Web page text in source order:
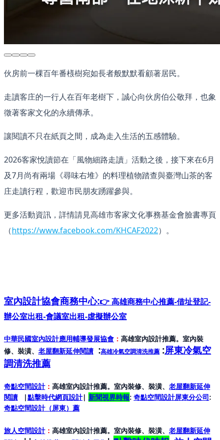
伙房前一棵百年番檨樹宛如長者般默默看顧著居民。
走讀客庄的一行人在百年老樹下，誠心向伙房伯公敬拜，也象
徵著客家文化的永續傳承。
讓閱讀不只在紙頁之間，成為走入生活的五感體驗。
2026客家悅讀節在「風物細路走讀」活動之後，接下來在6月
及7月尚有兩場《尋味右堆》的料理植物踏查與臺灣山茶的客
庄走讀行程，歡迎市民朋友踴躍參與。
更多活動資訊，詳情請見高雄市客家文化事務基金會臉書專頁
（https://www.facebook.com/KHCAF2022）。
室內設計協會商務中心:👉 高雄商務中心推薦-借址登記-
辦公室出租-會議室出租-虛擬辦公室
中華民國室內設計應用輔導發展協會 ： 高雄室內設計推薦。室內裝
修、裝潢、 老屋翻新延伸閱讀 :高雄冷氣空調清洗推薦 :屏東冷氣空
調清洗推薦
奇點空間設計： 高雄室內設計推薦。室內裝修、裝潢、 老屋翻新延伸
閱讀 |點擊時代網頁設計| 新聞視界時報: 奇點空間設計屏東分公司:
奇點空間設計（屏東） 薦
旅人空間設計： 高雄室內設計推薦。室內裝修、裝潢、 老屋翻新延伸